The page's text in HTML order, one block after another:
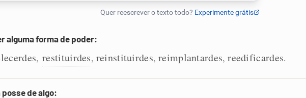
alguma forma de poder:
, restituirdes, reinstituirdes, reimplantardes,reedificardes.
de algo: